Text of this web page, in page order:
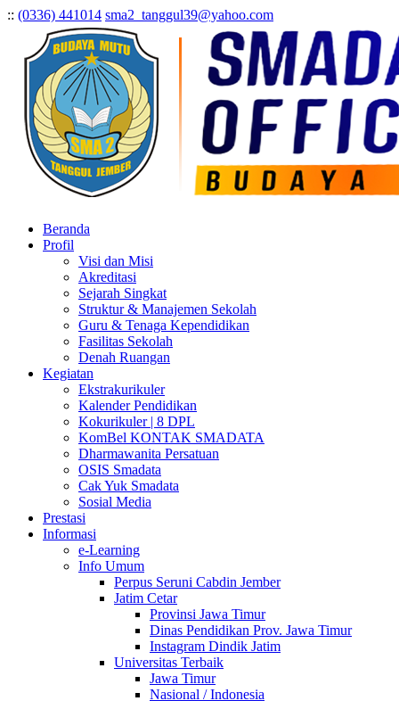
:: (0336) 441014 sma2_tanggul39@yahoo.com
Beranda
Profil
Visi dan Misi
Akreditasi
Sejarah Singkat
Struktur & Manajemen Sekolah
Guru & Tenaga Kependidikan
Fasilitas Sekolah
Denah Ruangan
Kegiatan
Ekstrakurikuler
Kalender Pendidikan
Kokurikuler | 8 DPL
KomBel KONTAK SMADATA
Dharmawanita Persatuan
OSIS Smadata
Cak Yuk Smadata
Sosial Media
Prestasi
Informasi
e-Learning
Info Umum
Perpus Seruni Cabdin Jember
Jatim Cetar
Provinsi Jawa Timur
Dinas Pendidikan Prov. Jawa Timur
Instagram Dindik Jatim
Universitas Terbaik
Jawa Timur
Nasional / Indonesia